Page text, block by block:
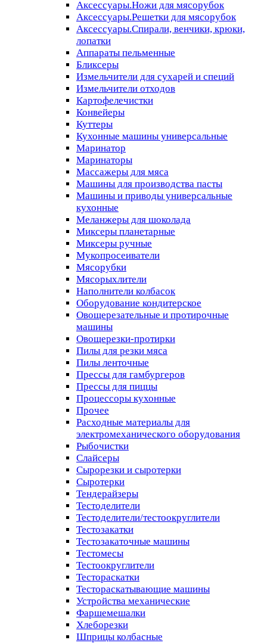
Аксессуары.Ножи для мясорубок
Аксессуары.Решетки для мясорубок
Аксессуары.Спирали, венчики, крюки,
лопатки
Аппараты пельменные
Бликсеры
Измельчители для сухарей и специй
Измельчители отходов
Картофелечистки
Конвейеры
Куттеры
Кухонные машины универсальные
Маринатор
Маринаторы
Массажеры для мяса
Машины для производства пасты
Машины и приводы универсальные
кухонные
Меланжеры для шоколада
Миксеры планетарные
Миксеры ручные
Мукопросеиватели
Мясорубки
Мясорыхлители
Наполнители колбасок
Оборудование кондитерское
Овощерезательные и протирочные
машины
Овощерезки-протирки
Пилы для резки мяса
Пилы ленточные
Прессы для гамбургеров
Прессы для пиццы
Процессоры кухонные
Прочее
Расходные материалы для
электромеханического оборудования
Рыбочистки
Слайсеры
Сырорезки и сыротерки
Сыротерки
Тендерайзеры
Тестоделители
Тестоделители/тестоокруглители
Тестозакатки
Тестозакаточные машины
Тестомесы
Тестоокруглители
Тестораскатки
Тестораскатывающие машины
Устройства механические
Фаршемешалки
Хлеборезки
Шприцы колбасные